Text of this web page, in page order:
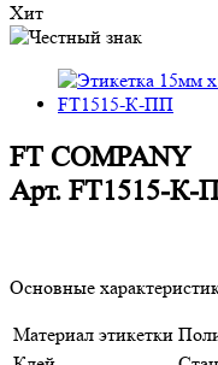
Хит
FT COMPANY
Арт. FT1515-К-
Основные
Материал этикетки